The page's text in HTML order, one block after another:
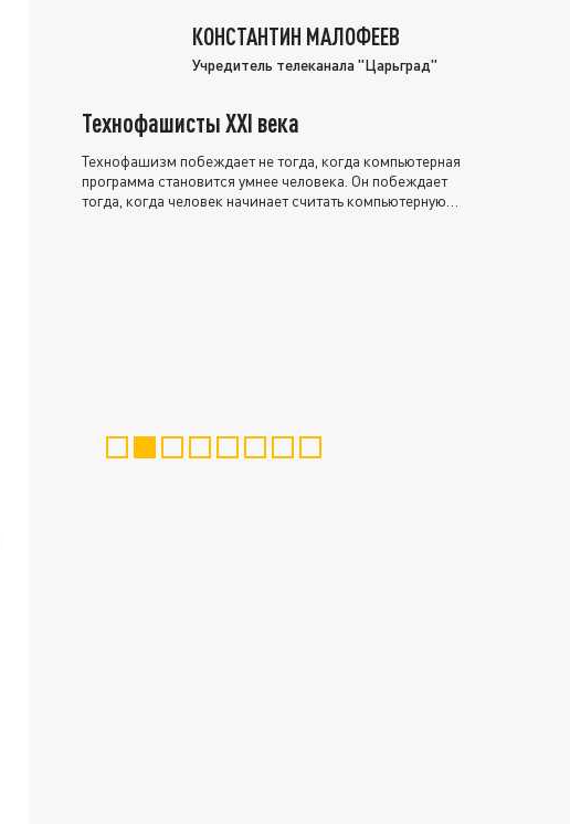
КОНСТАНТИН МАЛОФЕЕВ
Учредитель телеканала "Царьград"
Технофашисты XXI века
Технофашизм побеждает не тогда, когда компьютерная
программа становится умнее человека. Он побеждает
тогда, когда человек начинает считать компьютерную